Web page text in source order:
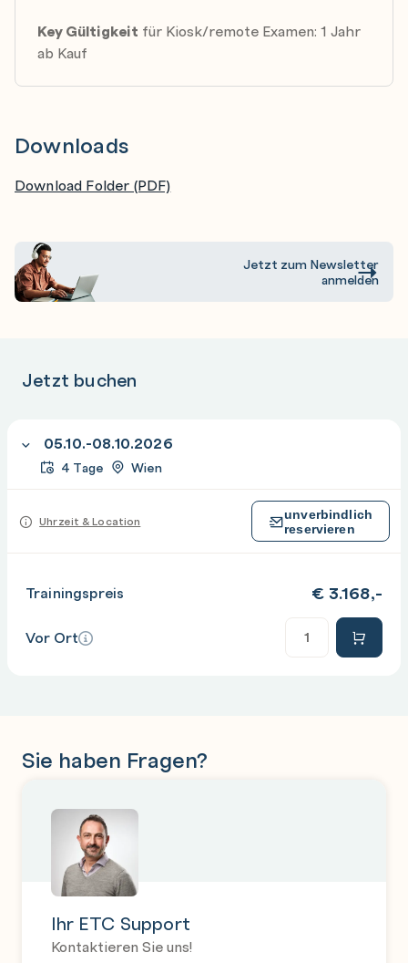
Key Gültigkeit für Kiosk/remote Examen: 1 Jahr
ab Kauf
Downloads
Download Folder (PDF)
Jetzt zum Newsletter
anmelden
Jetzt buchen
05.10.-08.10.2026
4 Tage Wien
Uhrzeit & Location
unverbindlich
reservieren
Trainingspreis € 3.168,-
Vor Ort
Sie haben Fragen?
Ihr ETC Support
Kontaktieren Sie uns!